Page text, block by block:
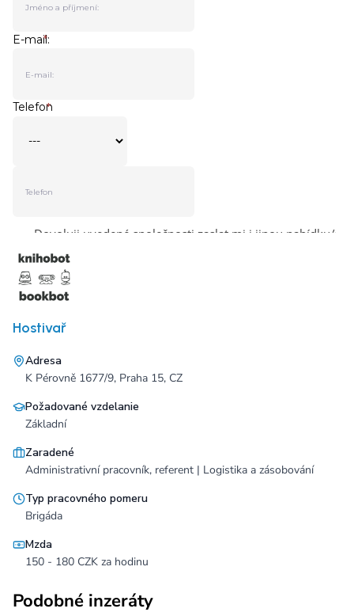
Hostivař
Adresa
K Pérovně 1677/9, Praha 15, CZ
Požadované vzdelanie
Základní
Zaradené
Administrativní pracovník, referent | Logistika a zásobování
Typ pracovného pomeru
Brigáda
Mzda
150 - 180 CZK za hodinu
Podobné inzeráty